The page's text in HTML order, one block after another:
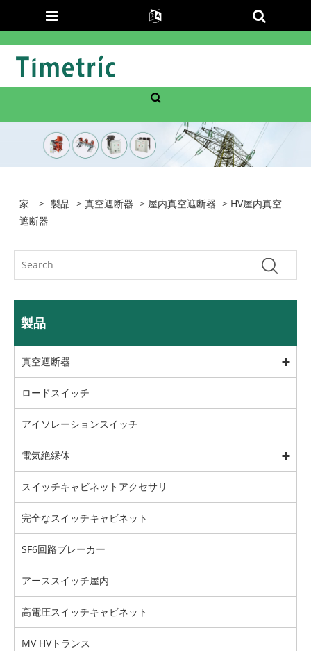
家 > 製品 >真空遮断器 > 屋内真空遮断器 > HV屋内真空
遮断器
製品
真空遮断器
ロードスイッチ
アイソレーションスイッチ
電気絶縁体
スイッチキャビネットアクセサリ
完全なスイッチキャビネット
SF6回路ブレーカー
アーススイッチ屋内
高電圧スイッチキャビネット
MV HVトランス